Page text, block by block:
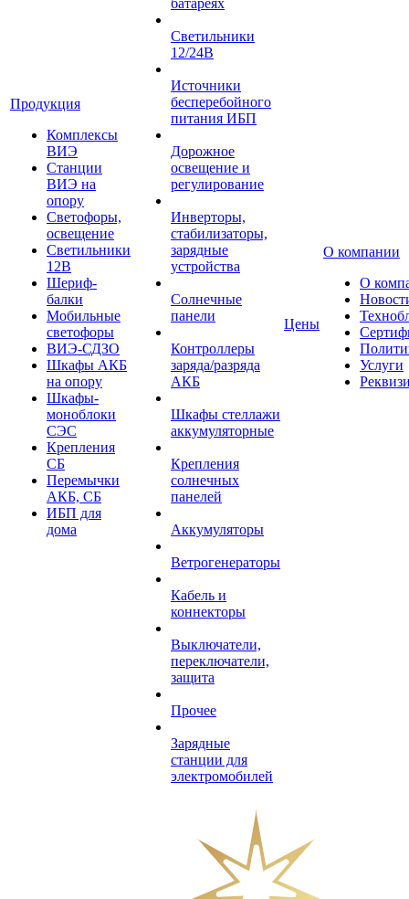
Продукция
Комплексы
ВИЭ
Станции
ВИЭ на
опору
Светофоры,
освещение
Светильники
12В
Шериф-
балки
Мобильные
светофоры
ВИЭ-СДЗО
Шкафы АКБ
на опору
Шкафы-
моноблоки
СЭС
Крепления
СБ
Перемычки
АКБ, СБ
ИБП для
дома
батареях
Светильники
12/24В
Источники
бесперебойного
питания ИБП
Дорожное
освещение и
регулирование
Инверторы,
стабилизаторы,
зарядные
устройства
Солнечные
панели
Контроллеры
заряда/разряда
АКБ
Шкафы стеллажи
аккумуляторные
Крепления
солнечных
панелей
Аккумуляторы
Ветрогенераторы
Кабель и
коннекторы
Выключатели,
переключатели,
защита
Прочее
Зарядные
станции для
электромобилей
Цены
О компании
О
Услуги